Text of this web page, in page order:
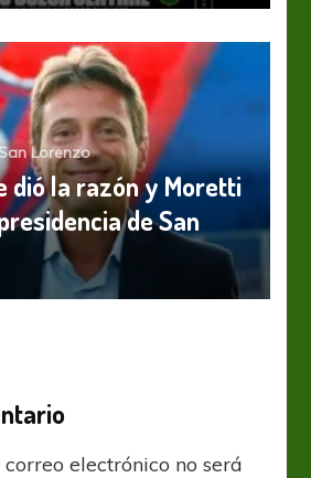
Lorenzo
dió la razón y Moretti
de San
electrónico no será